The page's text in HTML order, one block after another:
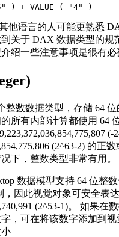
) + VALUE ( "4" )
他语言的人可能更熟悉
关于 DAX 数据类型的规
绍一些注意事项是很有必
整数数据类型，存储 64
所有内部计算都使用 64
(-
(2^63-2) 的正数
下，整数类型非常有用。
数据模型支持 64 位整
，因此视觉对象可安全表
(2^53-1)。 如果在
，可在将该数字添加到